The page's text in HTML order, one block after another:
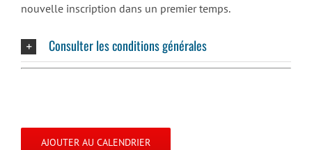
nouvelle inscription dans un premier temps.
Consulter les conditions générales
AJOUTER AU CALENDRIER